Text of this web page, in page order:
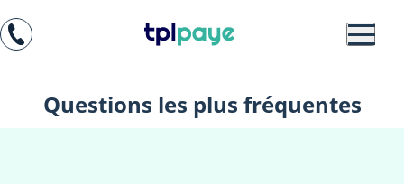
Skip
to
Aller au
contenu
Questions les plus fréquentes